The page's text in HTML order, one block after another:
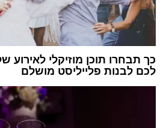
לכם לבנות פלייליסט מושלם